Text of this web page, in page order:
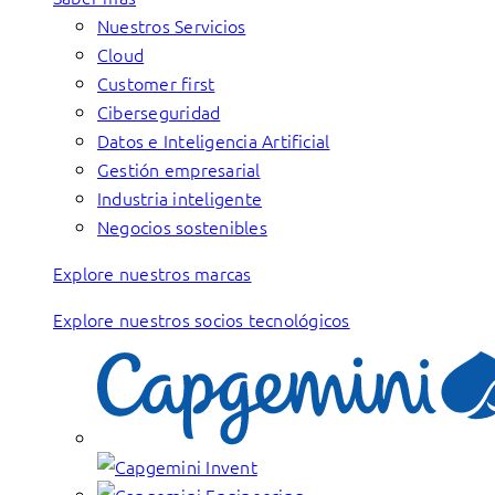
Nuestros Servicios
Cloud
Customer first
Ciberseguridad
Datos e Inteligencia Artificial
Gestión empresarial
Industria inteligente
Negocios sostenibles
Explore nuestros marcas
Explore nuestros socios tecnológicos